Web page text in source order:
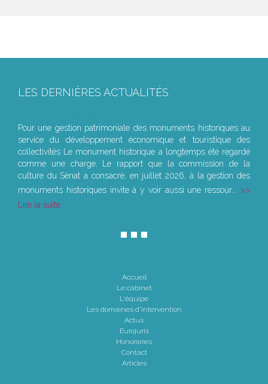
LES DERNIÈRES ACTUALITÉS
Pour une gestion patrimoniale des monuments historiques au
service du développement économique et touristique des
collectivités Le monument historique a longtemps été regardé
comme une charge. Le rapport que la commission de la
culture du Sénat a consacré, en juillet 2026, à la gestion des
monuments historiques invite à y voir aussi une ressour...
Lire la suite
Accueil
Le cabinet
L'équipe
Les domaines d'intervention
Actus
Eurojuris
Honoraires
Contact
Articles